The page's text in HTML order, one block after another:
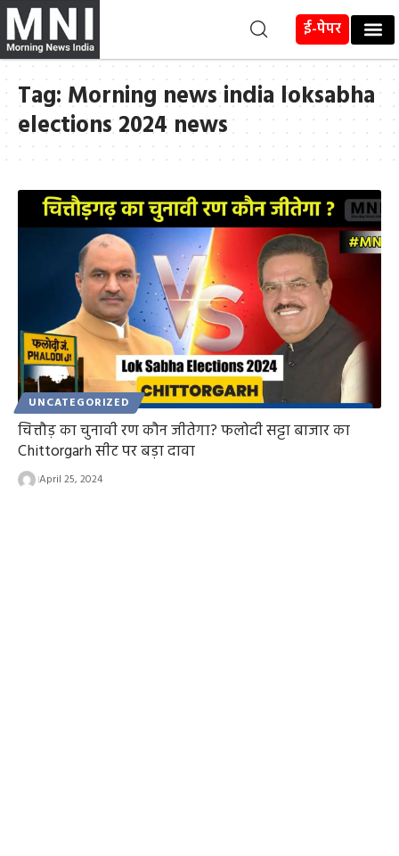
ई-पेपर
Tag: Morning news india loksabha
elections 2024 news
UNCATEGORIZED
चित्तौड़ का चुनावी रण कौन जीतेगा? फलोदी सट्टा बाजार का
Chittorgarh सीट पर बड़ा दावा
April 25, 2024